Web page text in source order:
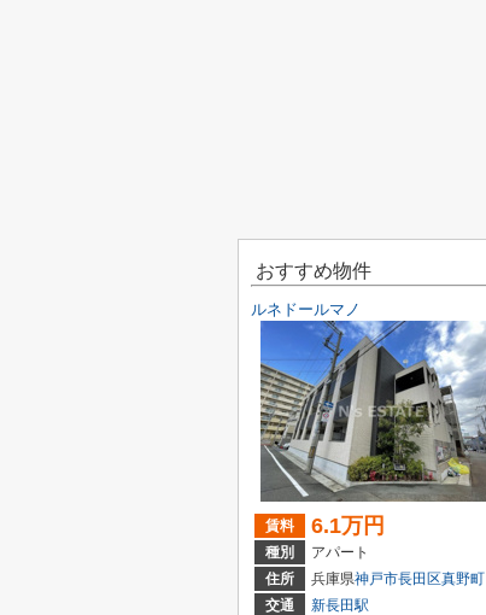
おすすめ物件
ルネドールマノ
賃料 6.1万円
種別
アパート
住所
兵庫県神戸市長田区真野町
交通
新長田駅